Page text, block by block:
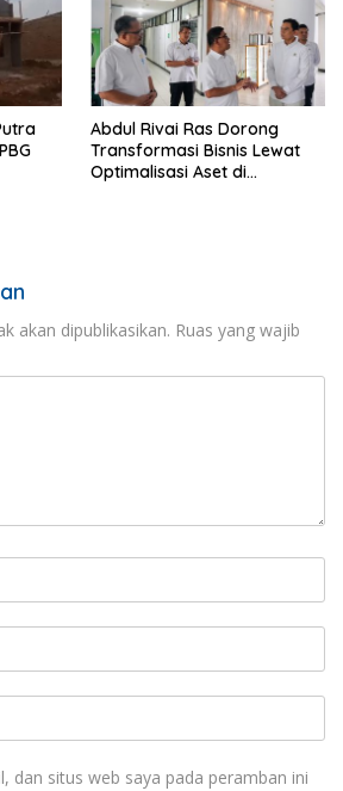
Abdul Rivai Ras Dorong
Transformasi Bisnis Lewat
Optimalisasi Aset di
akan dipublikasikan. Ruas yang wajib
dan situs web saya pada peramban ini